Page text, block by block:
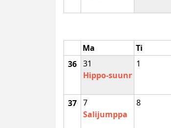
Ma
Ti
36 31
Hippo-suunnistuskoulu
1
37 7
Salijumppa
8